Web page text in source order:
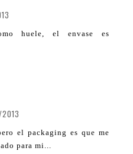
huele, el envase es
el packaging es que me
para mi...